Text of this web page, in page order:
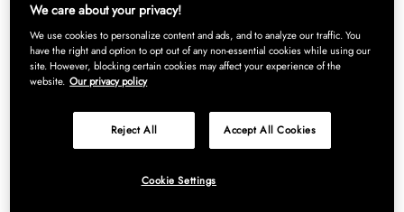
We care about your privacy!
We use cookies to personalize content and ads, and to analyze our traffic. You
have the right and option to opt out of any non-essential cookies while using our
site. However, blocking certain cookies may affect your experience of the
website. Our privacy policy
Reject All Accept All Cookies
Cookie Settings